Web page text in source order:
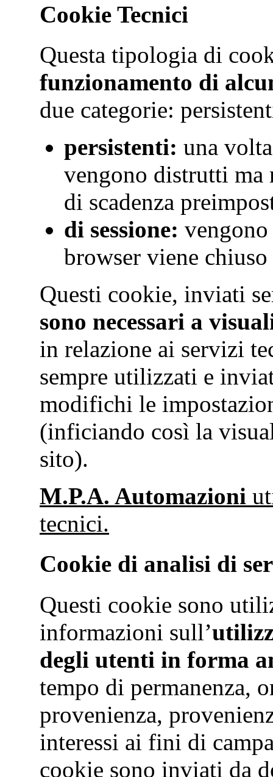
Cookie Tecnici
Questa tipologia di
funzionamento di
due categorie:
persistenti: una
vengono distrutti ma
di scadenza
di sessione:
browser viene chiuso
Questi cookie, inviati
sono necessari a
in relazione ai servizi
sempre utilizzati e
modifichi le
(inficiando così la
sito).
M.P.A. Automazioni
tecnici.
Cookie di analisi di
Questi cookie sono
informazioni sull’
degli utenti in forma
tempo di permanenza,
provenienza,
interessi ai fini di
cookie sono inviati da